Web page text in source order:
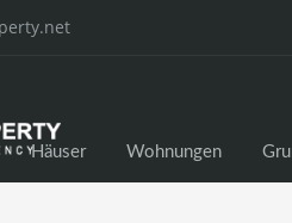
Häuser Wohnungen